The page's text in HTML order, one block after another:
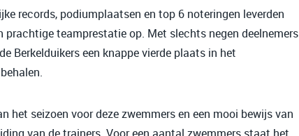
records, podiumplaatsen en top 6 noteringen leverden
prachtige teamprestatie op. Met slechts negen deelnemers
Berkelduikers een knappe vierde plaats in het
het seizoen voor deze zwemmers en een mooi bewijs van